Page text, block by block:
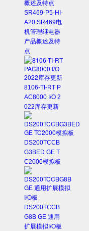
SR469-P5-HI-
A20 SR469电
机管理继电器
产品概述及特
点
8106-TI-RT P
AC8000 I/O 2
022库存更新
DS200TCCB
G3BED GE T
C2000模拟板
DS200TCCB
G8B GE 通用
扩展模拟I/O板